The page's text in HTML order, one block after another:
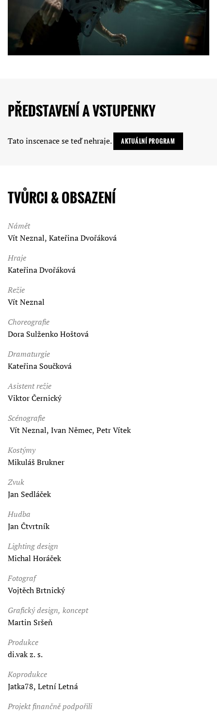
PŘEDSTAVENÍ A VSTUPENKY
Tato inscenace se teď nehraje. AKTUÁLNÍ PROGRAM
TVŮRCI & OBSAZENÍ
Námět
Vít Neznal, Kateřina Dvořáková
Hraje
Kateřina Dvořáková
Režie
Vít Neznal
Choreografie
Dora Sulženko Hoštová
Dramaturgie
Kateřina Součková
Asistent režie
Viktor Černický
Scénografie
Vít Neznal, Ivan Němec, Petr Vítek
Kostýmy
Mikuláš Brukner
Zvuk
Jan Sedláček
Hudba
Jan Čtvrtník
Lighting design
Michal Horáček
Fotograf
Vojtěch Brtnický
Grafický design, koncept
Martin Sršeň
Produkce
di.vak z. s.
Koprodukce
Jatka78, Letní Letná
Projekt finančně podpořili